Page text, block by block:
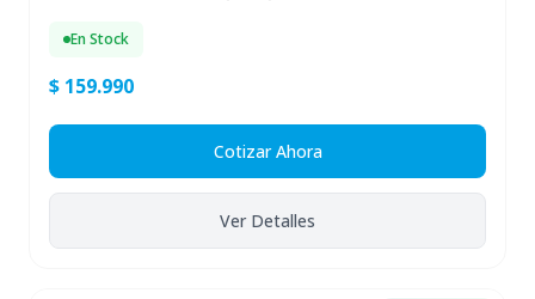
En Stock
$ 159.990
Cotizar Ahora
Ver Detalles